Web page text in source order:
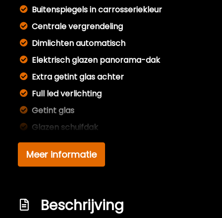
Buitenspiegels in carrosseriekleur
Centrale vergrendeling
Dimlichten automatisch
Elektrisch glazen panorama-dak
Extra getint glas achter
Full led verlichting
Getint glas
Glazen schuifdak
Keyless entry
Koplampreiniging
Led koplampen
Meer informatie
Beschrijving